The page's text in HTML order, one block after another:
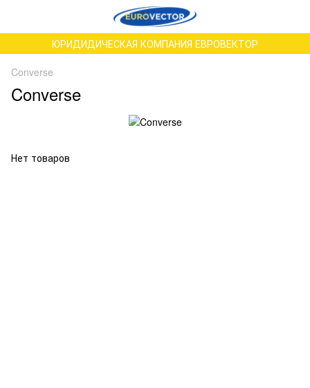
ЮРИДИДИЧЕСКАЯ КОМПАНИЯ ЕВРОВЕКТОР
Converse
Converse
Нет товаров